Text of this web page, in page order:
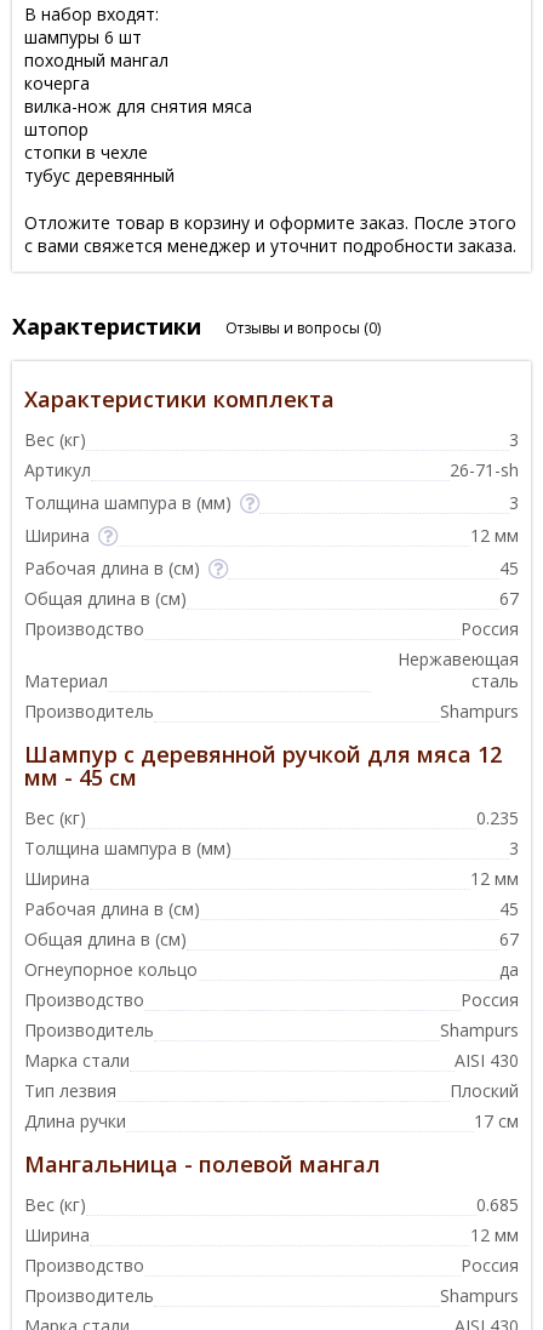
В набор входят:
шампуры 6 шт
походный мангал
кочерга
вилка-нож для снятия мяса
штопор
стопки в чехле
тубус деревянный
Отложите товар в корзину и оформите заказ. После этого
с вами свяжется менеджер и уточнит подробности заказа.
Характеристики Отзывы и вопросы (0)
Характеристики комплекта
Вес (кг)
3
Артикул
26-71-sh
Толщина шампура в (мм)
3
Ширина
12 мм
Рабочая длина в (см)
45
Общая длина в (см)
67
Производство
Россия
Материал
Нержавеющая
сталь
Производитель
Shampurs
Шампур с деревянной ручкой для мяса 12
мм - 45 см
Вес (кг)
0.235
Толщина шампура в (мм)
3
Ширина
12 мм
Рабочая длина в (см)
45
Общая длина в (см)
67
Огнеупорное кольцо
да
Производство
Россия
Производитель
Shampurs
Марка стали
AISI 430
Тип лезвия
Плоский
Длина ручки
17 см
Мангальница - полевой мангал
Вес (кг)
0.685
Ширина
12 мм
Производство
Россия
Производитель
Shampurs
Марка стали
AISI 430